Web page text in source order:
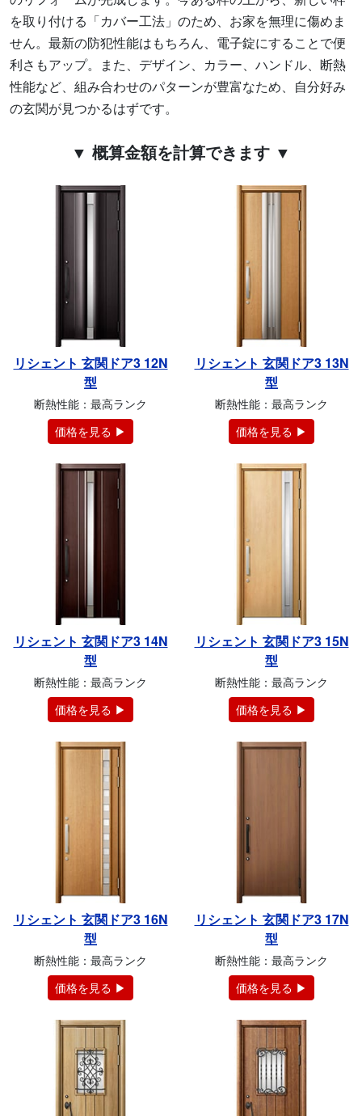
を取り付ける「カバー工法」のため、お家を無理に傷めま
せん。最新の防犯性能はもちろん、電子錠にすることで便
利さもアップ。また、デザイン、カラー、ハンドル、断熱
性能など、組み合わせのパターンが豊富なため、自分好み
の玄関が見つかるはずです。
▼ 概算金額を計算できます ▼
リシェント 玄関ドア3 12N
型
断熱性能：最高ランク
価格を見る ▶
リシェント 玄関ドア3 13N
型
断熱性能：最高ランク
価格を見る ▶
リシェント 玄関ドア3 14N
型
断熱性能：最高ランク
価格を見る ▶
リシェント 玄関ドア3 15N
型
断熱性能：最高ランク
価格を見る ▶
リシェント 玄関ドア3 16N
型
断熱性能：最高ランク
価格を見る ▶
リシェント 玄関ドア3 17N
型
断熱性能：最高ランク
価格を見る ▶